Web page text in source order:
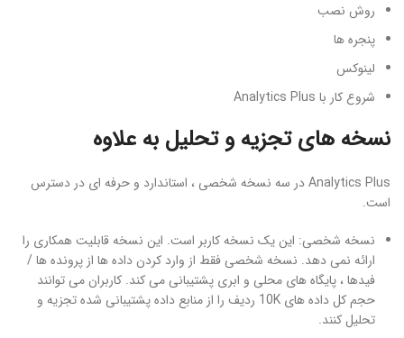
روش نصب
پنجره ها
لینوکس
شروع کار با Analytics Plus
نسخه های تجزیه و تحلیل به علاوه
Analytics Plus در سه نسخه شخصی ، استاندارد و حرفه ای در دسترس
است.
نسخه شخصی: این یک نسخه کاربر است. این نسخه قابلیت همکاری را
ارائه نمی دهد. نسخه شخصی فقط از وارد کردن داده ها از پرونده ها /
فیدها ، پایگاه های محلی و ابری پشتیبانی می کند. کاربران می توانند
حجم کل داده های 10K ردیف را از منابع داده پشتیبانی شده تجزیه و
تحلیل کنند.